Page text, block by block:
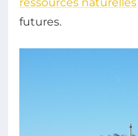
futures.